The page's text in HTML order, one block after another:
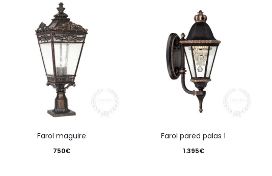
farol maguire
750€
farol pared palas 1
1.395€